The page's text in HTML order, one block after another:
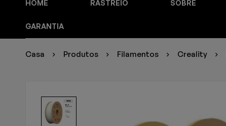
HOME RASTREIO SOBRE
GARANTIA
Casa Produtos Filamentos Creality